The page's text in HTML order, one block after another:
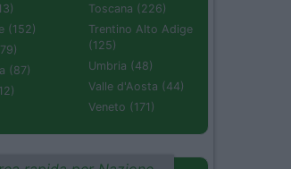
(152)
(87)
Toscana (226)
Trentino Alto Adige
(125)
Umbria (48)
Valle d'Aosta (44)
Veneto (171)